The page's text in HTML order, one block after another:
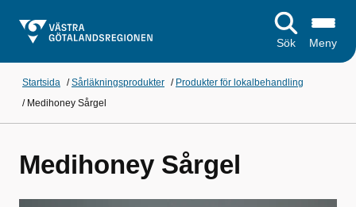
Sök Meny
Startsida /Sårläkningsprodukter / Produkter för lokalbehandling
/ Medihoney Sårgel
Medihoney Sårgel